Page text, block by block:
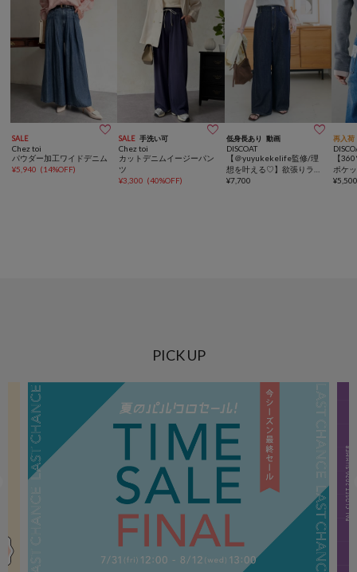
SALE 
Chez toi
パウダー加工ワイドデニム
¥5,940 (14%OFF)
SALE 手洗い可 
Chez toi
カットデニムイージーパン
ツ
¥3,300 (40%OFF)
低身長あり 動画 
DISCOAT
【＠yuyukekelife監修/理
想を叶える♡】欲張りライ
トオンスデニムワイドパン
¥7,700
再入荷
【
ポケ
ムパ
¥
PICK UP